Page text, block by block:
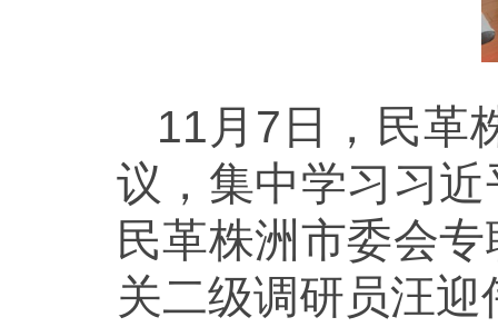
11月7日，民革
议，集中学习习
民革株洲市委会
关二级调研员汪